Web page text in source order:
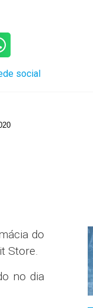
social
do
Store.
no dia